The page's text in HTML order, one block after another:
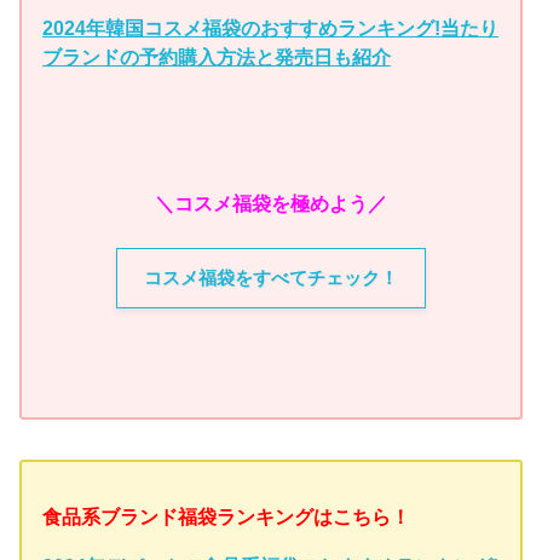
2024年韓国コスメ福袋のおすすめランキング!当たり
ブランドの予約購入方法と発売日も紹介
＼コスメ福袋を極めよう／
コスメ福袋をすべてチェック！
食品系ブランド福袋ランキングはこちら！